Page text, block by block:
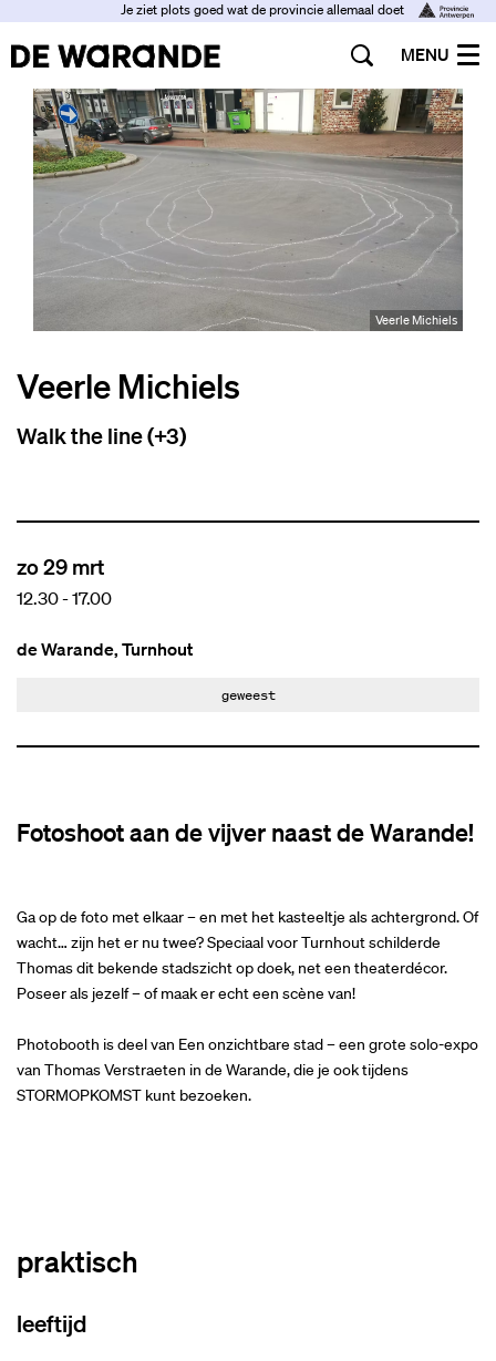
Je ziet plots goed wat de provincie allemaal doet
MENU
Veerle Michiels
Veerle Michiels
Walk the line (+3)
zo 29 mrt
12.30-17.00
de Warande, Turnhout
geweest
Fotoshoot aan de vijver naast de Warande!
Ga op de foto met elkaar – en met het kasteeltje als achtergrond. Of
wacht… zijn het er nu twee? Speciaal voor Turnhout schilderde
Thomas dit bekende stadszicht op doek, net een theaterdécor.
Poseer als jezelf – of maak er echt een scène van!
Photobooth is deel van Een onzichtbare stad – een grote solo-expo
van Thomas Verstraeten in de Warande, die je ook tijdens
STORMOPKOMST kunt bezoeken.
praktisch
leeftijd